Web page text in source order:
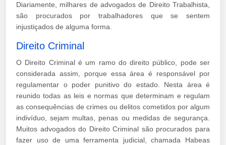
Diariamente, milhares de advogados de Direito Trabalhista,
são procurados por trabalhadores que se sentem
injustiçados de alguma forma.
Direito Criminal
O Direito Criminal é um ramo do direito público, pode ser
considerada assim, porque essa área é responsável por
regulamentar o poder punitivo do estado. Nesta área é
reunido todas as leis e normas que determinam e regulam
as consequências de crimes ou delitos cometidos por algum
indivíduo, sejam multas, penas ou medidas de segurança.
Muitos advogados do Direito Criminal são procurados para
fazer uso de uma ferramenta judicial, chamada Habeas